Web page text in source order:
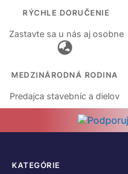
RÝCHLE DORUČENIE
Zastavte sa u nás aj osobne
MEDZINÁRODNÁ RODINA
Predajca stavebníc a dielov
KATEGÓRIE